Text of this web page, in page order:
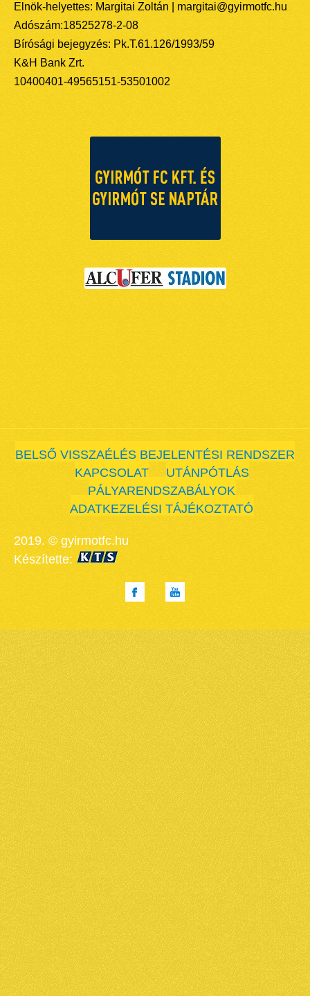
Elnök-helyettes: Margitai Zoltán | margitai@gyirmotfc.hu
Adószám:18525278-2-08
Bírósági bejegyzés: Pk.T.61.126/1993/59
K&H Bank Zrt.
10400401-49565151-53501002
BELSŐ VISSZAÉLÉS BEJELENTÉSI RENDSZER
KAPCSOLAT
UTÁNPÓTLÁS
PÁLYARENDSZABÁLYOK
ADATKEZELÉSI TÁJÉKOZTATÓ
2019. © gyirmotfc.hu
Készítette: